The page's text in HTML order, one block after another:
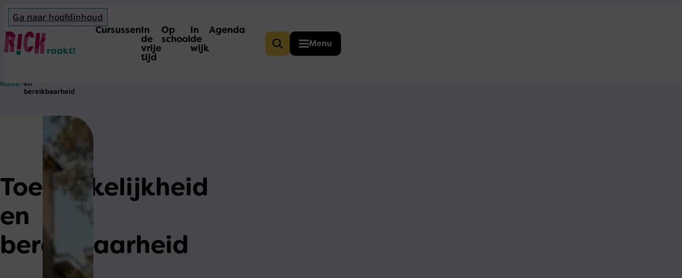
Ga naar hoofdinhoud
HomeCursussenIn
de
vrije
tijd
Op
school
In
de
wijk
Agenda
ZoekenMenu
Home>en
bereikbaarheid
Toegankelijkheid
en
bereikbaarheid